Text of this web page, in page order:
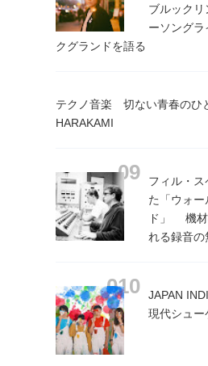
ブルック
ーソング
クグランドを語る
テクノ音楽 切ない青春の
HARAKAMI
フィル・
た「ウォ
ド」 機材
れる録音の
JAPAN
現代シュー